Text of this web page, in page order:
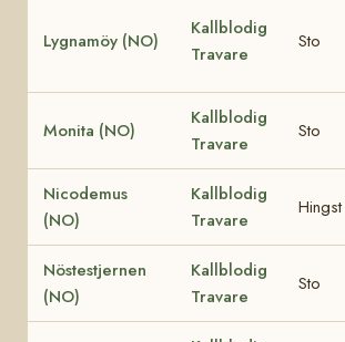
Lygnamöy (NO)
Kallblodig
Travare
Sto
Monita (NO)
Kallblodig
Travare
Sto
Nicodemus
(NO)
Kallblodig
Travare
Hingst
Nöstestjernen
(NO)
Kallblodig
Travare
Sto